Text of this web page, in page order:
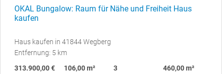
OKAL Bungalow: Raum für Nähe und Freiheit Haus
kaufen
Haus kaufen in 41844 Wegberg
Entfernung: 5 km
313.900,00 €
106,00 m²
3
460,00 m²